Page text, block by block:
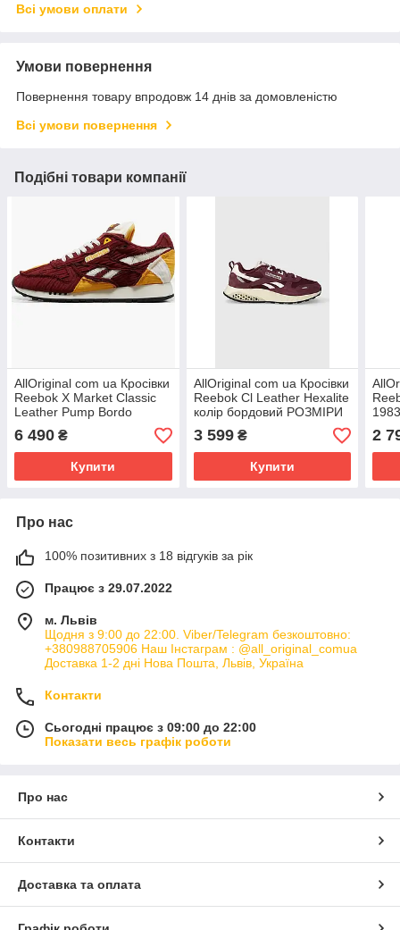
Всі умови оплати
Умови повернення
Повернення товару впродовж 14 днів за домовленістю
Всі умови повернення
Подібні товари компанії
AllOriginal com ua Кросівки
Reebok X Market Classic
Leather Pump Bordo
100069829 РОЗМІРИ
ЗАПИТУЙТЕ
6 490 ₴
Купити
AllOriginal com ua Кросівки
Reebok Cl Leather Hexalite
колір бордовий РОЗМІРИ
ЗАПИТУЙТЕ
3 599₴
Купити
2
Про нас
100% позитивних з 18 відгуків за рік
Працює з 29.07.2022
м. Львів
Щодня з 9:00 до 22:00. Viber/Telegram безкоштовно:
+380988705906 Наш Інстаграм : @all_original_comua
Доставка 1-2 дні Нова Пошта, Львів, Україна
Контакти
Сьогодні працює з 09:00 до 22:00
Показати весь графік роботи
Про нас
Контакти
Доставка та оплата